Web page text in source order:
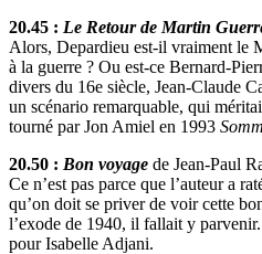
20.45 : Le Retour de Martin
Alors, Depardieu est-il vraiment le
à la guerre ? Ou est-ce Bernard-
divers du 16e siècle, Jean-Claude
un scénario remarquable, qui
tourné par Jon Amiel en 1993
20.50 : Bon voyage de Jean-Paul
Ce n’est pas parce que l’auteur a
qu’on doit se priver de voir cette
l’exode de 1940, il fallait y
pour Isabelle Adjani.